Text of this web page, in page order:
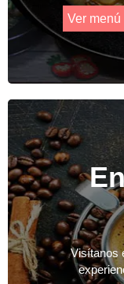
Ver menú
Visítanos